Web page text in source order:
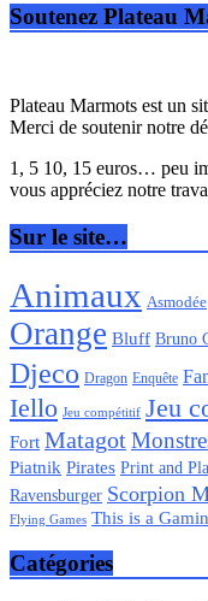
Soutenez Plateau
Plateau Marmots est un
Merci de soutenir notre
1, 5 10, 15 euros… peu
vous appréciez notre
Sur le site…
Animaux Asmodée
Orange Bluff Bruno
Djeco Dragon Enquête
Iello Jeu compétitif Jeu
Fort Matagot
Piatnik Pirates Print and
Ravensburger Scorpion
Flying Games This is a
Catégories